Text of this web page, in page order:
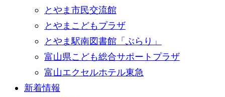
とやま市民交流館
とやまこどもプラザ
とやま駅南図書館「ぶらり」
富山県こども総合サポートプラザ
富山エクセルホテル東急
新着情報